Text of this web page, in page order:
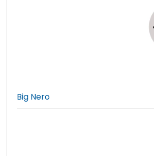
Big Nero